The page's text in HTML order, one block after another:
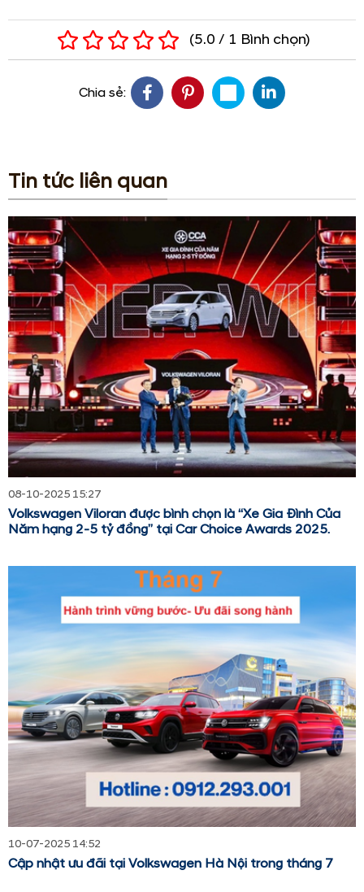
(5.0 / 1 Bình chọn)
Chia sẻ:
Tin tức liên quan
08-10-2025 15:27
Volkswagen Viloran được bình chọn là “Xe Gia Đình Của
Năm hạng 2-5 tỷ đồng” tại Car Choice Awards 2025.
10-07-2025 14:52
Cập nhật ưu đãi tại Volkswagen Hà Nội trong tháng 7